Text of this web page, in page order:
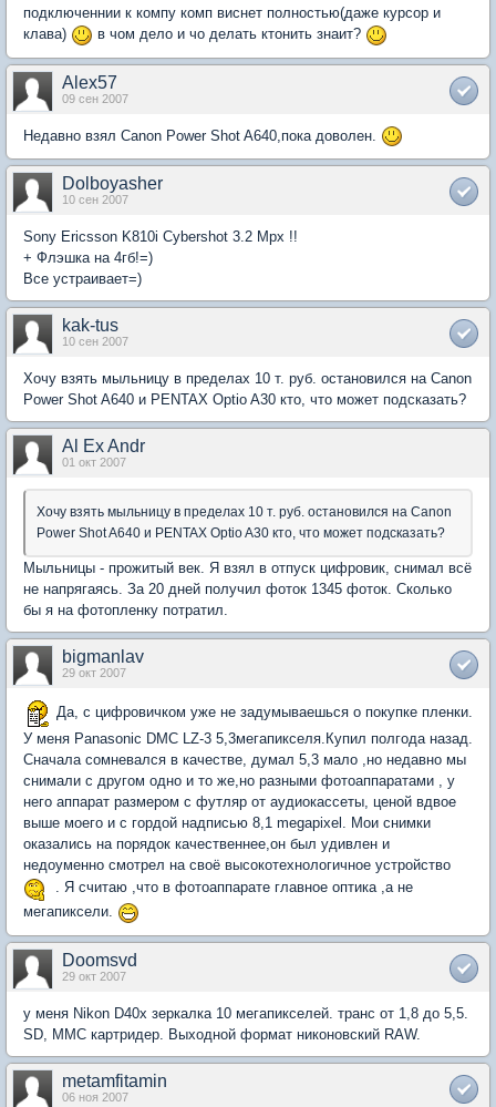
подключеннии к компу комп виснет полностью(даже курсор и
клава)
в чом дело и чо делать ктонить знаит?
Alex57
09 сен 2007
Недавно взял Сanon Power Shot A640,пока доволен.
Dolboyasher
10 сен 2007
Sony Ericsson K810i Cybershot 3.2 Mpx !!
+ Флэшка на 4гб!=)
Все устраивает=)
kak-tus
10 сен 2007
Хочу взять мыльницу в пределах 10 т. руб. остановился на Сanon
Power Shot A640 и PENTAX Optio A30 кто, что может подсказать?
Al Ex Andr
01 окт 2007
Хочу взять мыльницу в пределах 10 т. руб. остановился на Сanon
Power Shot A640 и PENTAX Optio A30 кто, что может подсказать?
Мыльницы - прожитый век. Я взял в отпуск цифровик, снимал всё
не напрягаясь. За 20 дней получил фоток 1345 фоток. Сколько
бы я на фотопленку потратил.
bigmanlav
29 окт 2007
Да, с цифровичком уже не задумываешься о покупке пленки.
У меня Panasonic DMC LZ-3 5,3мегапикселя.Купил полгода назад.
Сначала сомневался в качестве, думал 5,3 мало ,но недавно мы
снимали с другом одно и то же,но разными фотоаппаратами , у
него аппарат размером с футляр от аудиокассеты, ценой вдвое
выше моего и с гордой надписью 8,1 megapixel. Мои снимки
оказались на порядок качественнее,он был удивлен и
недоуменно смотрел на своё высокотехнологичное устройство
. Я считаю ,что в фотоаппарате главное оптика ,а не
мегапиксели.
Doomsvd
29 окт 2007
у меня Nikon D40x зеркалка 10 мегапикселей. транс от 1,8 до 5,5.
SD, MMC картридер. Выходной формат никоновский RAW.
metamfitamin
06 ноя 2007